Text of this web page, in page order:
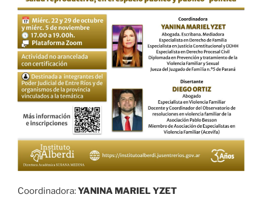
Coordinadora:YANINA MARIEL YZET